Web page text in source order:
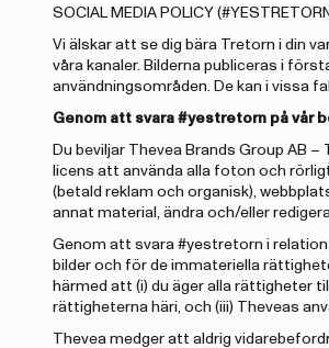
SOCIAL MEDIA POLICY
Vi älskar att se dig bära Tretorn i din
våra kanaler. Bilderna publiceras i
användningsområden. De kan i vissa
Genom att svara #yestretorn på vår
Du beviljar Thevea Brands Group AB –
licens att använda alla foton och
(betald reklam och organisk),
annat material, ändra och/eller
Genom att svara #yestretorn i
bilder och för de immateriella
härmed att (i) du äger alla rättigheter
rättigheterna häri, och (iii) Theveas
Thevea medger att aldrig